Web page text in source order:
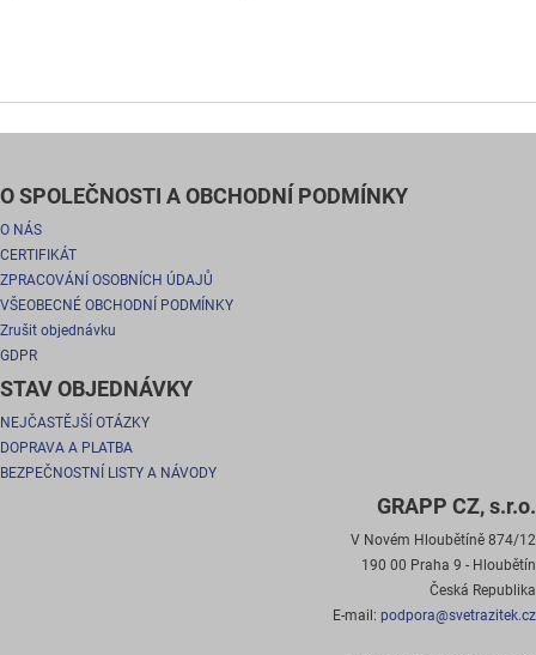
O SPOLEČNOSTI A OBCHODNÍ PODMÍNKY
O NÁS
CERTIFIKÁT
ZPRACOVÁNÍ OSOBNÍCH ÚDAJŮ
VŠEOBECNÉ OBCHODNÍ PODMÍNKY
Zrušit objednávku
GDPR
STAV OBJEDNÁVKY
NEJČASTĚJŠÍ OTÁZKY
DOPRAVA A PLATBA
BEZPEČNOSTNÍ LISTY A NÁVODY
GRAPP CZ, s.r.o.
V Novém Hloubětíně 874/12
190 00 Praha 9 - Hloubětín
Česká Republika
E-mail: podpora@svetrazitek.cz